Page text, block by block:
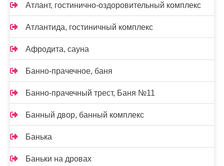
Атлант, гостинично-оздоровительный комплекс
Атлантида, гостиничный комплекс
Афродита, сауна
Банно-прачечное, баня
Банно-прачечный трест, Баня №11
Банный двор, банный комплекс
Банька
Баньки на дровах